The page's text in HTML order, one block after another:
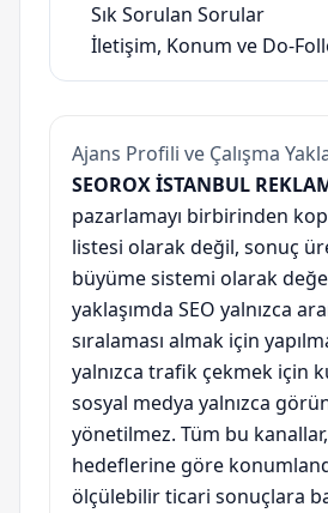
Sık Sorulan Sorular
İletişim, Konum ve Do-
Ajans Profili ve Çalışma
SEOROX İSTANBUL
pazarlamayı birbirinden
listesi olarak değil, sonuç
büyüme sistemi olarak
yaklaşımda SEO yalnızca
sıralaması almak için
yalnızca trafik çekmek için
sosyal medya yalnızca
yönetilmez. Tüm bu
hedeflerine göre
ölçülebilir ticari sonuçlara